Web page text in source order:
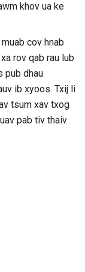
khov ua ke
cov hnab
rov qab rau lub
pub dhau
ib xyoos. Txij li
tsum xav txog
pab tiv thaiv